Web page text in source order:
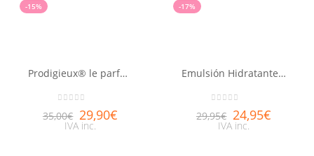
-15%
Prodigieux® le parfum NUXE 30ml
35,00€ 29,90€
IVA inc.
-17%
Emulsión Hidratante Reveladora de belleza Aquabella® 50ml
29,95€ 24,95€
IVA inc.